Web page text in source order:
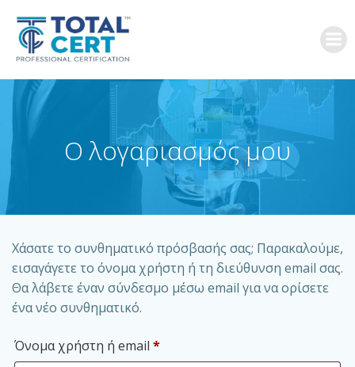
content
Ο λογαριασμός μου
Χάσατε το συνθηματικό πρόσβασής σας; Παρακαλούμε,
εισαγάγετε το όνομα χρήστη ή τη διεύθυνση email σας.
Θα λάβετε έναν σύνδεσμο μέσω email για να ορίσετε
ένα νέο συνθηματικό.
Όνομα χρήστη ή email *Απαιτείται